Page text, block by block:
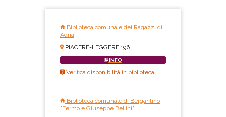
Biblioteca comunale dei Ragazzi di
Adria
PIACERE-LEGGERE 196
INFO
Verifica disponibilità in biblioteca
Biblioteca comunale di Bergantino
"Fermo e Giuseppe Bellini"